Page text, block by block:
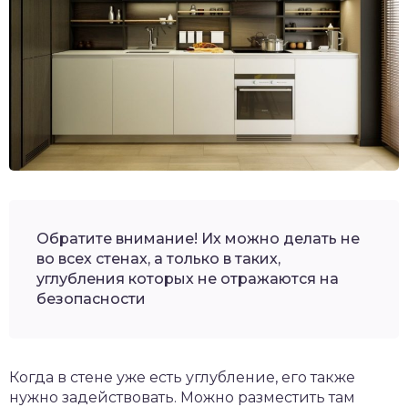
Обратите внимание! Их можно делать не
во всех стенах, а только в таких,
углубления которых не отражаются на
безопасности
Когда в стене уже есть углубление, его также
нужно задействовать. Можно разместить там